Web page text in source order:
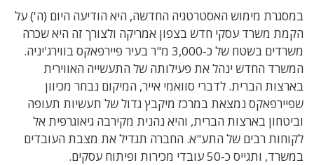
במסגרת מימוש האסטרטגיה החדשה, היא הודיעה היום (ה') על
הקמת משרד עסקי חדש בצפון אמריקה ולצורך זה היא שכרה
משרדים בשטח של כ-3,000 מ"ר בעיר פיירפאקס בווירג'יניה.
המשרד החדש ינהל את פעילותה של התעשייה האווירית
בארצות הברית. לדברי סוואמי אייר, המיקום נבחר מכיוון
שפיירפאקס נמצאת במרכז מיקבץ גדול של תעשיות תעופה
וביטחון בארצות הברית, והיא נהנית מקירבה גיאוגרפית אל
לקוחות רבים של התע"א. החברה תגדיל את מצבת העובדים
במשרד, ותגייס כ-50 עובדי מכירות ופיתוח עסקים.